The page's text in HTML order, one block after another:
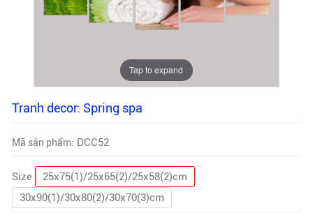
Tap to expand
Tranh decor: Spring spa
Mã sản phẩm: DCC52
Size
25x75(1)/25x65(2)/25x58(2)cm
30x90(1)/30x80(2)/30x70(3)cm